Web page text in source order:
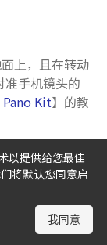
上，且在转动
准手机镜头的
Kit】的教
以提供给您最佳
将默认您同意启
我同意